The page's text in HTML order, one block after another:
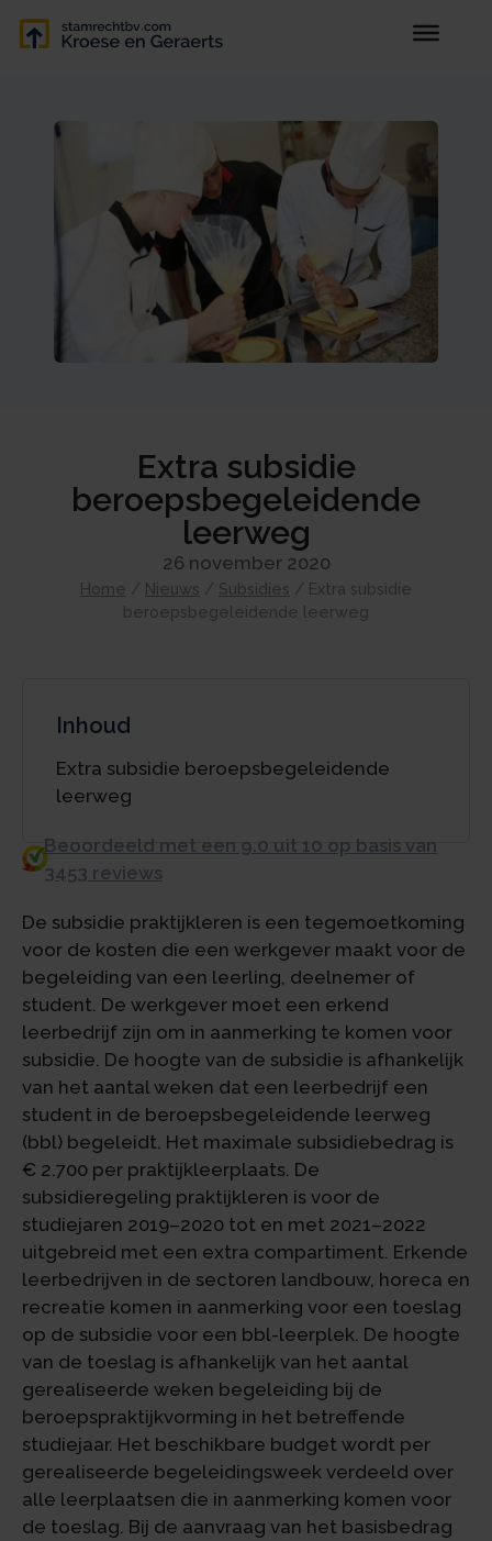
Extra subsidie
beroepsbegeleidende
leerweg
26 november 2020
Home / Nieuws / Subsidies / Extra subsidie
beroepsbegeleidende leerweg
Inhoud
Extra subsidie beroepsbegeleidende
leerweg
Beoordeeld met een 9.0 uit 10 op basis van
3453 reviews
De subsidie praktijkleren is een tegemoetkoming
voor de kosten die een werkgever maakt voor de
begeleiding van een leerling, deelnemer of
student. De werkgever moet een erkend
leerbedrijf zijn om in aanmerking te komen voor
subsidie. De hoogte van de subsidie is afhankelijk
van het aantal weken dat een leerbedrijf een
student in de beroepsbegeleidende leerweg
(bbl) begeleidt. Het maximale subsidiebedrag is
€ 2.700 per praktijkleerplaats. De
subsidieregeling praktijkleren is voor de
studiejaren 2019–2020 tot en met 2021–2022
uitgebreid met een extra compartiment. Erkende
leerbedrijven in de sectoren landbouw, horeca en
recreatie komen in aanmerking voor een toeslag
op de subsidie voor een bbl-leerplek. De hoogte
van de toeslag is afhankelijk van het aantal
gerealiseerde weken begeleiding bij de
beroepspraktijkvorming in het betreffende
studiejaar. Het beschikbare budget wordt per
gerealiseerde begeleidingsweek verdeeld over
alle leerplaatsen die in aanmerking komen voor
de toeslag. Bij de aanvraag van het basisbedrag